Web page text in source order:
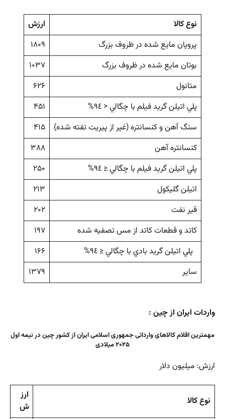
نوع كالا
ارزش
پروپان مايع شده در ظروف بزرگ
۱۸۰۹
بوتان مايع شده در ظروف بزرگ
۱۰۳۷
متانول
۶۲۶
پلي اتيلن گريد فيلم با چگالي < ٩٤%
۴۵۱
سنگ آهن و كنسانتره (غير از پيريت تفته شده)
۴۱۵
كنسانتره آهن
۳۸۸
پلي اتيلن گريد فيلم با چگالي ≤ ٩٤%
۲۵۰
اتيلن گليكول
۲۱۳
قير نفت
۲۰۲
كاتد و قطعات كاتد از مس تصفيه شده
۱۹۷
پلي اتيلن گريد بادي با چگالي ≤ ٩٤%
۱۶۶
سایر
۱۳۷۹
واردات ایران از چین :
مهمترین اقلام کالاهای وارداتی جمهوری اسلامی ایران از کشور چین در نیمه اول
۲۰۲۵ میلادی
ارزش: میلیون دلار
نوع كالا
ارز
ش